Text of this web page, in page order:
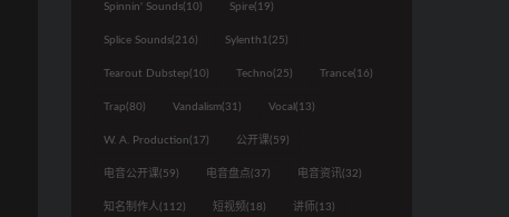
Spinnin' Sounds(10) Spire(19)
Splice Sounds(216) Sylenth1(25)
Tearout Dubstep(10) Techno(25) Trance(16)
Trap(80) Vandalism(31) Vocal (13)
W. A. Production(17) 公开课(59)
电音公开课(59) 电音盘点(37) 电音资讯(32)
知名制作人(112) 短视频 (18) 讲师(13)